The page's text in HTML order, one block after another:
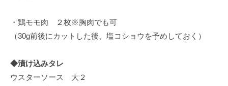
・鶏モモ肉 ２枚※胸肉でも可
（30g前後にカットした後、塩コショウを予めしておく）
◆漬け込みタレ
ウスターソース 大２